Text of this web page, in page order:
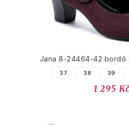
Jana 8-24464-42 bordó
37 38 39
1 295